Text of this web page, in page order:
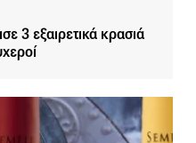
3 εξαιρετικά κρασιά